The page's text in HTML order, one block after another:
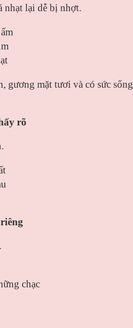
nhạt lại dễ bị nhợt.
gương mặt tươi và có sức sống
rõ
chạc